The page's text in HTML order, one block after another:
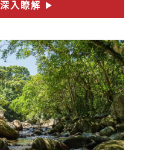
深入瞭解